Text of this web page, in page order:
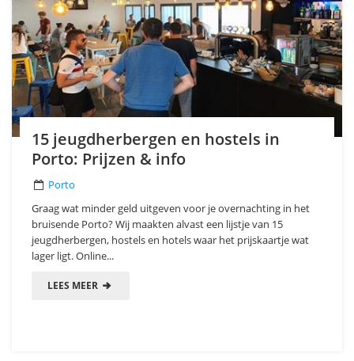
15 jeugdherbergen en hostels in
Porto: Prijzen & info
Porto
Graag wat minder geld uitgeven voor je overnachting in het
bruisende Porto? Wij maakten alvast een lijstje van 15
jeugdherbergen, hostels en hotels waar het prijskaartje wat
lager ligt. Online...
LEES MEER